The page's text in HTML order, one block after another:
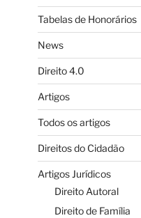
Tabelas de Honorários
News
Direito 4.0
Artigos
Todos os artigos
Direitos do Cidadão
Artigos Jurídicos
Direito Autoral
Direito de Família